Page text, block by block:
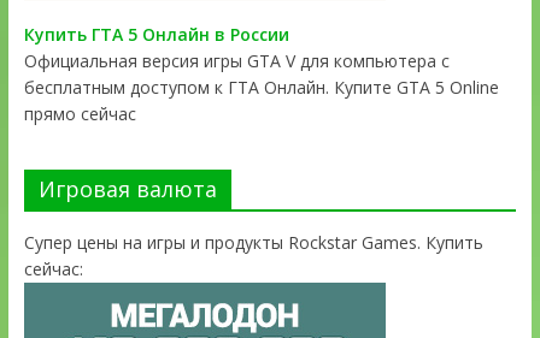
Купить ГТА 5 Онлайн в России
Официальная версия игры GTA V для компьютера с
бесплатным доступом к ГТА Онлайн. Купите GTA 5 Online
прямо сейчас
Игровая валюта
Супер цены на игры и продукты Rockstar Games. Купить
сейчас: